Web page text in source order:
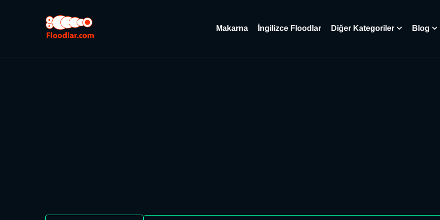
Makarna İngilizce Floodlar Diğer Kategoriler Blog